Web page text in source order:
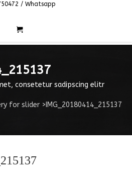
/ Whatsapp
consetetur sadipscing elitr
for slider > IMG_20180414_215137